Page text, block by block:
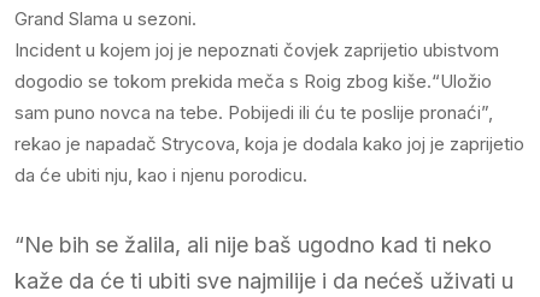
Grand Slama u sezoni.
Incident u kojem joj je nepoznati čovjek zaprijetio ubistvom
dogodio se tokom prekida meča s Roig zbog kiše.“Uložio
sam puno novca na tebe. Pobijedi ili ću te poslije pronaći”,
rekao je napadač Strycova, koja je dodala kako joj je zaprijetio
da će ubiti nju, kao i njenu porodicu.
“Ne bih se žalila, ali nije baš ugodno kad ti neko
kaže da će ti ubiti sve najmilije i da nećeš uživati u